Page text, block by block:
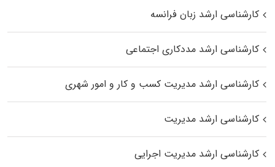
کارشناسی ارشد زبان فرانسه
کارشناسی ارشد مددکاری اجتماعی
کارشناسی ارشد مدیریت کسب و کار و امور شهری
کارشناسی ارشد مدیریت
کارشناسی ارشد مدیریت اجرایی